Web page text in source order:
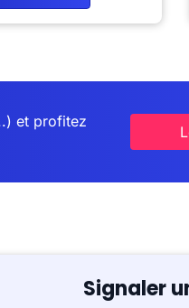
et profitez
Signaler